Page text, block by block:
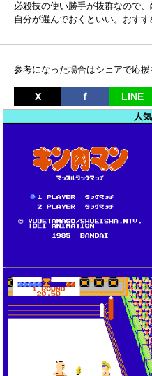
必殺技の使い勝手が抜群なので、
自分が選んでおくといい。おすす
参考になった場合はシェアで応援
X ｆ LINE
人